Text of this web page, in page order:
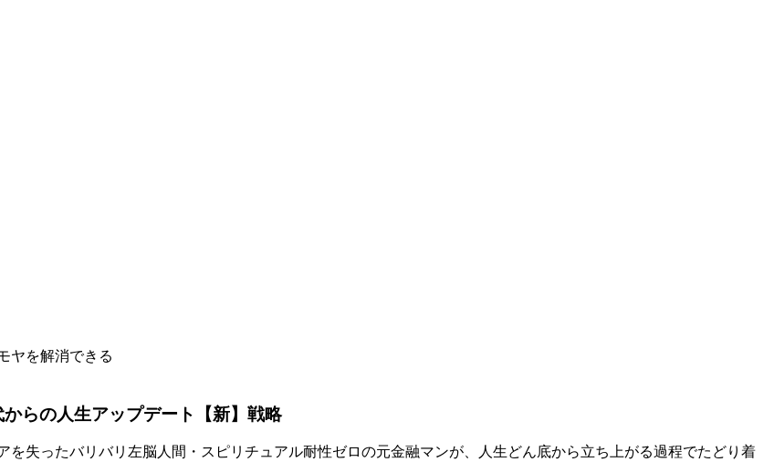
ヤを解消できる
らの人生アップデート【新】戦略
を失ったバリバリ左脳人間・スピリチュアル耐性ゼロの元金融マンが、人生どん底から立ち上がる過程でたどり着